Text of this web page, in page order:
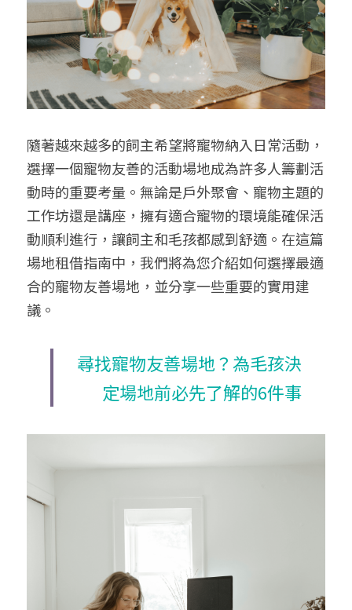
給大人的電影社
手作．時光
台港文化傾偈會
特別企劃 - 眠八月
Yoga 瑜珈
Boxing 拳擊
運動課花絮
療寮．工作室開放日
《神隱》實境遊戲
遊戲主頁
馴獸師
價格方案
平日最新優惠
搜索
02 7755 7668
chitchatclinic@gmail.com
預約
隨著越來越多的飼主希望將寵物納入日常活動，
選擇一個寵物友善的活動場地成為許多人籌劃活
動時的重要考量。無論是戶外聚會、寵物主題的
工作坊還是講座，擁有適合寵物的環境能確保活
動順利進行，讓飼主和毛孩都感到舒適。在這篇
場地租借指南中，我們將為您介紹如何選擇最適
合的寵物友善場地，並分享一些重要的實用建
議。
尋找寵物友善場地？為毛孩決
定場地前必先了解的6件事